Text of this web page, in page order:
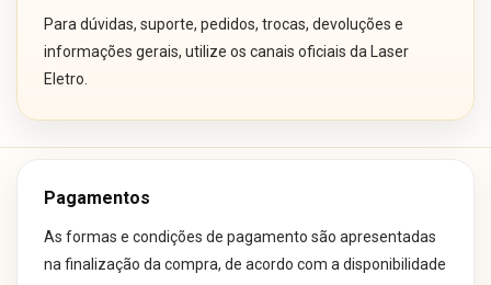
Para dúvidas, suporte, pedidos, trocas, devoluções e
informações gerais, utilize os canais oficiais da Laser
Eletro.
Pagamentos
As formas e condições de pagamento são apresentadas
na finalização da compra, de acordo com a disponibilidade